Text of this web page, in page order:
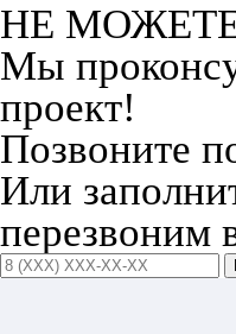
НЕ
Мы
проект!
Позвоните
Или
перезвоним